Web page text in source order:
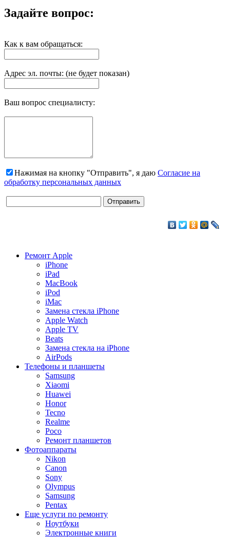
Задайте вопрос:
Как к вам обращаться:
Адрес эл. почты: (не будет показан)
Ваш вопрос специалисту:
Нажимая на кнопку "Отправить", я даю Согласие на
обработку персональных данных
Ремонт Apple
iPhone
iPad
MacBook
iPod
iMac
Замена стекла iPhone
Apple Watch
Apple TV
Beats
Замена стекла на iPhone
AirPods
Телефоны и планшеты
Samsung
Xiaomi
Huawei
Honor
Tecno
Realme
Poco
Ремонт планшетов
Фотоаппараты
Nikon
Canon
Sony
Olympus
Samsung
Pentax
Еще услуги по ремонту
Ноутбуки
Электронные книги